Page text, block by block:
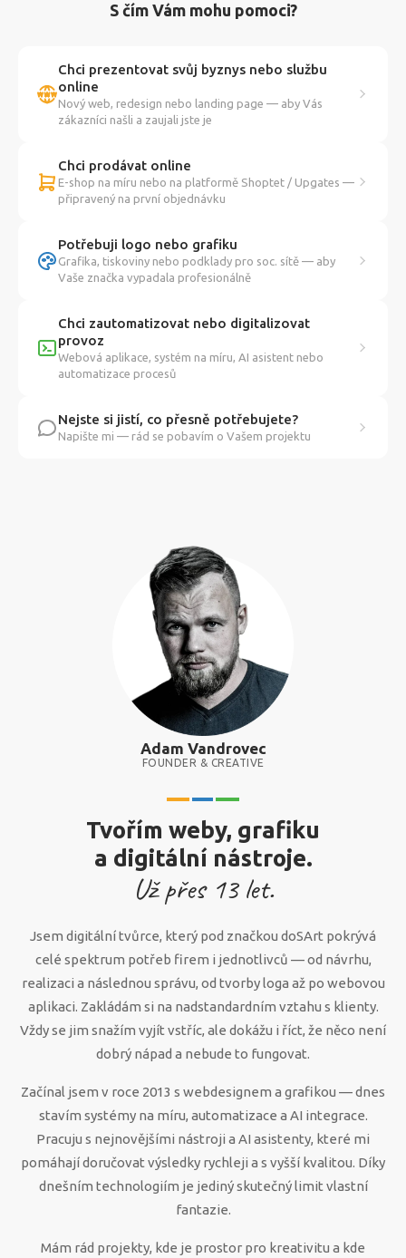
S čím Vám mohu pomoci?
Chci prezentovat svůj byznys nebo službu
online
Nový web, redesign nebo landing page — aby Vás
zákazníci našli a zaujali jste je
Chci prodávat online
E-shop na míru nebo na platformě Shoptet / Upgates —
připravený na první objednávku
Potřebuji logo nebo grafiku
Grafika, tiskoviny nebo podklady pro soc. sítě — aby
Vaše značka vypadala profesionálně
Chci zautomatizovat nebo digitalizovat
provoz
Webová aplikace, systém na míru, AI asistent nebo
automatizace procesů
Nejste si jistí, co přesně potřebujete?
Napište mi — rád se pobavím o Vašem projektu
Adam Vandrovec
FOUNDER & CREATIVE
Tvořím weby, grafiku
a digitální nástroje.
Už přes 13let.
Jsem digitální tvůrce, který pod značkou doSArt pokrývá
celé spektrum potřeb firem i jednotlivců — od návrhu,
realizaci a následnou správu, od tvorby loga až po webovou
aplikaci. Zakládám si na nadstandardním vztahu s klienty.
Vždy se jim snažím vyjít vstříc, ale dokážu i říct, že něco není
dobrý nápad a nebude to fungovat.
Začínal jsem v roce 2013 s webdesignem a grafikou — dnes
stavím systémy na míru, automatizace a AI integrace.
Pracuju s nejnovějšími nástroji a AI asistenty, které mi
pomáhají doručovat výsledky rychleji a s vyšší kvalitou. Díky
dnešním technologiím je jediný skutečný limit vlastní
fantazie.
Mám rád projekty, kde je prostor pro kreativitu a kde